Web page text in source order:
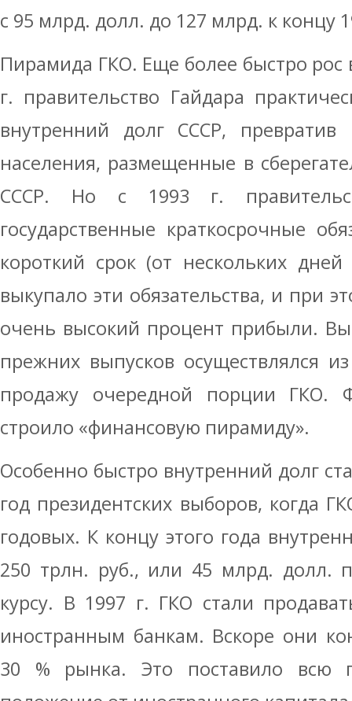
с 95 млрд. долл. до 127 млрд. к концу
Пирамида ГКО. Еще более быстро рос
г. правительство Гайдара
внутренний долг СССР,
населения, размещенные в
СССР. Но с 1993 г.
государственные краткосрочные
короткий срок (от нескольких
выкупало эти обязательства, и при
очень высокий процент прибыли.
прежних выпусков осуществлялся
продажу очередной порции ГКО.
строило «финансовую пирамиду».
Особенно быстро внутренний долг
год президентских выборов, когда
годовых. К концу этого года
250 трлн. руб., или 45 млрд. долл.
курсу. В 1997 г. ГКО стали
иностранным банкам. Вскоре они
30 % рынка. Это поставило всю